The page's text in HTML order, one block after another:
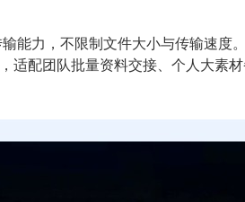
能力，不限制文件大小与传输速
配团队批量资料交接、个人大素材